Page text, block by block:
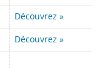
Découvrez »
Découvrez »